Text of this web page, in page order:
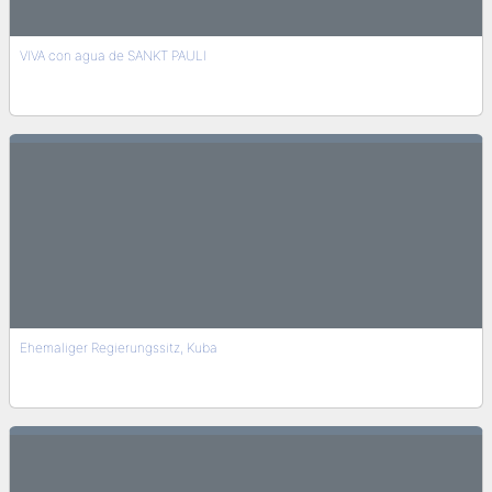
VIVA con agua de SANKT PAULI
Ehemaliger Regierungssitz, Kuba